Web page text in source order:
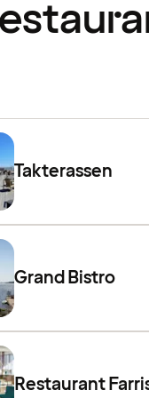
Takterassen
Grand Bistro
Restaurant